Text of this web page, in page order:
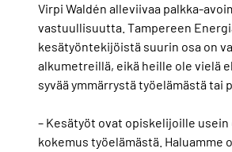
Virpi Waldén alleviivaa palkka-
vastuullisuutta. Tampereen
kesätyöntekijöistä suurin osa on
alkumetreillä, eikä heille ole vielä
syvää ymmärrystä työelämästä tai
– Kesätyöt ovat opiskelijoille usein
kokemus työelämästä. Haluamme